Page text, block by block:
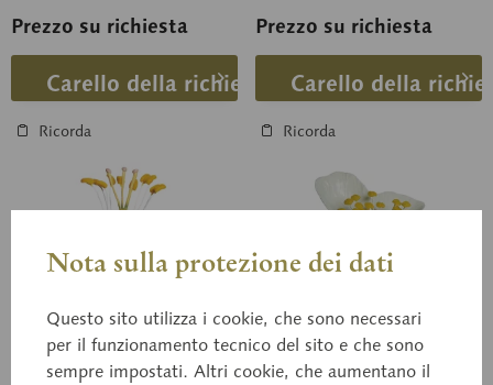
Prezzo su richiesta
Carello della richiesta
Ricorda
Prezzo su richiesta
Carello della
Ricorda
Nota sulla protezione dei dati
Questo sito utilizza i cookie, che sono necessari
per il funzionamento tecnico del sito e che sono
sempre impostati. Altri cookie, che aumentano il